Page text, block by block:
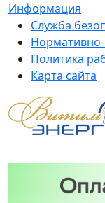
Информация
Служба
Политика
Карта сайта